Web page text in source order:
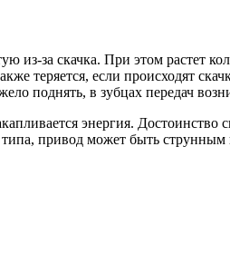
из-за скачка. При этом растет
теряется, если происходят
поднять, в зубцах передач
энергия. Достоинство
привод может быть